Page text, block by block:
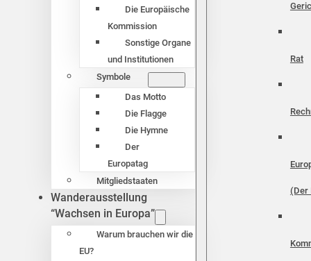
Die Europäische
Kommission
Sonstige Organe
und Institutionen
Symbole
Das Motto
Die Flagge
Die Hymne
Der
Europatag
Mitgliedstaaten
Wanderausstellung
“Wachsen in Europa”
Warum brauchen wir die
EU?
Rat
(Der